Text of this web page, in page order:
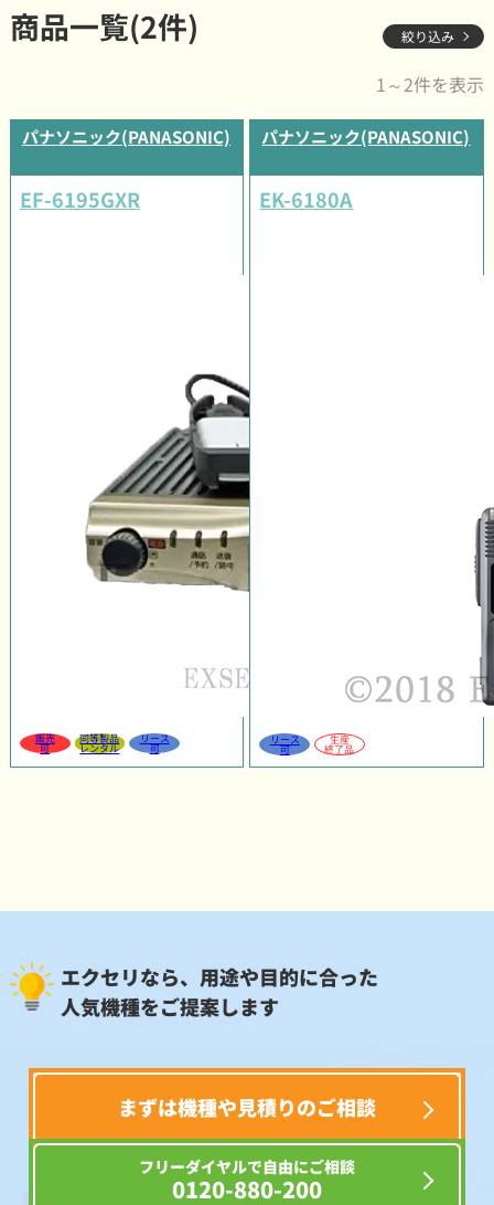
商品一覧(2件) 絞り込み
1～2件を表示
パナソニック(PANASONIC)
EF-6195GXR
販売
可
同等製品
レンタル
リース
可
パナソニック(PANASONIC)
EK-6180A
リース
可
生産
終了品
エクセリなら、用途や目的に合った
人気機種をご提案します
まずは機種や見積りのご相談
フリーダイヤルで自由にご相談
0120-880-200